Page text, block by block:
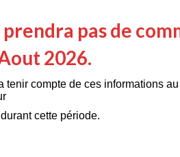
pas de
2026.
compte de ces informations
cette période.